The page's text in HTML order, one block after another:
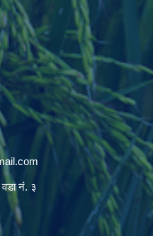
वडा नं. ३